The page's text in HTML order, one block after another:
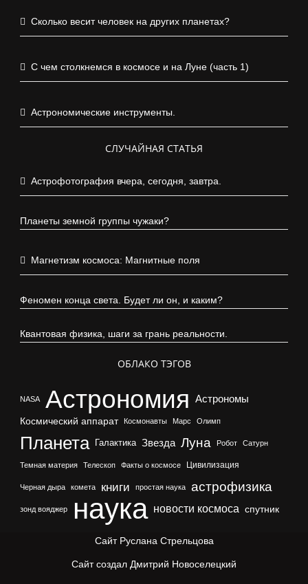
Сколько весит человек на других планетах?
С чем столкнемся в космосе и на Луне (часть 1)
Астрономические инструменты.
СЛУЧАЙНАЯ СТАТЬЯ
Астрофотография вчера, сегодня, завтра.
Планеты земной группы чужаки?
Магнетизм космоса: Магнитные поля
Феномен конца света. Будет ли он, и каким?
Квантовая физика, шаги за грань реальности.
ОБЛАКО ТЭГОВ
NASA Астрономия
Астрономы
Космический аппарат
Космонавты Марс Олимп
Планета Галактика Звезда Луна Робот Сатурн
Темная материя Телескоп Факты о космосе Цивилизация
Черная дыра комета книги простая наука астрофизика
зонд вояджер наука новости космоса спутник
Сайт Руслана Стрельцова
Сайт создал Дмитрий Новоселецкий